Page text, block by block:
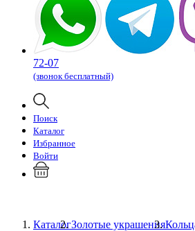
72-07
(звонок бесплатный)
Поиск
Каталог
Избранное
Войти
КаталогЗолотые украшения